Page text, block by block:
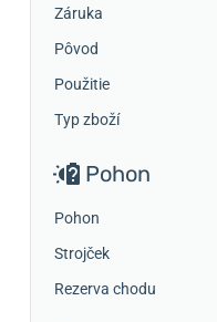
Záruka
Pôvod
Použitie
Typ zboží
Pohon
Pohon
Strojček
Rezerva chodu